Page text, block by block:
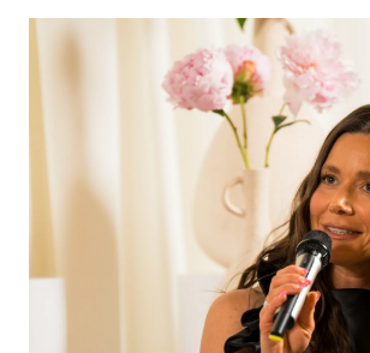
MODA & LJEPOTA